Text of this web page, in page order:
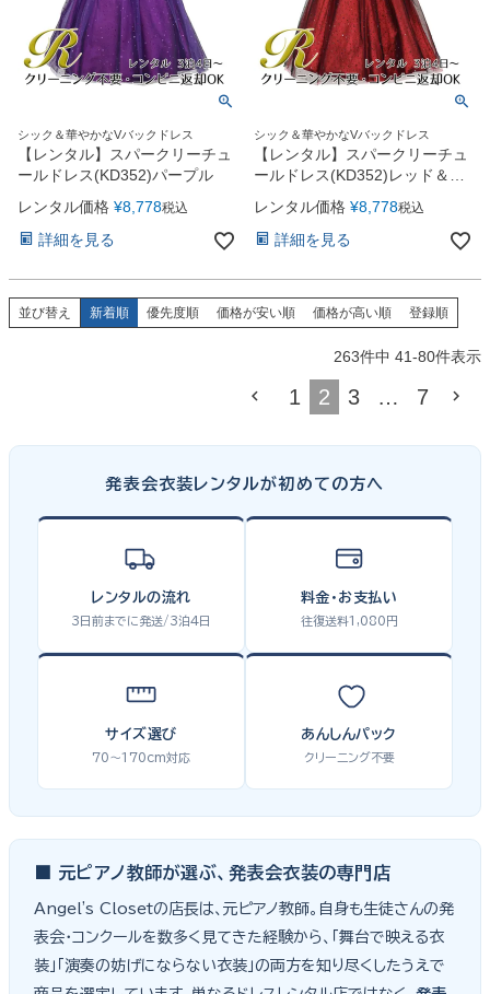
シック＆華やかなVバックドレス
【レンタル】スパークリーチュ
ールドレス(KD352)パープル
レンタル価格 ¥8,778税込
詳細を見る
シック＆華やかなVバックドレス
【レンタル】スパークリーチュ
ールドレス(KD352)レッド＆ブ
レンタル価格 ¥8,778税込
詳細を見る
並び替え 新着順 優先度順 価格が安い順 価格が高い順 登録順
263件中 41-80件表示
1 2 3 … 7
発表会衣装レンタルが初めての方へ
レンタルの流れ
3日前までに発送/3泊4日
料金・お支払い
往復送料1,080円
サイズ選び
70〜170cm対応
あんしんパック
クリーニング不要
■ 元ピアノ教師が選ぶ、発表会衣装の専門店
Angel's Closetの店長は、元ピアノ教師。自身も生徒さんの発
表会・コンクールを数多く見てきた経験から、「舞台で映える衣
装」「演奏の妨げにならない衣装」の両方を知り尽くしたうえで